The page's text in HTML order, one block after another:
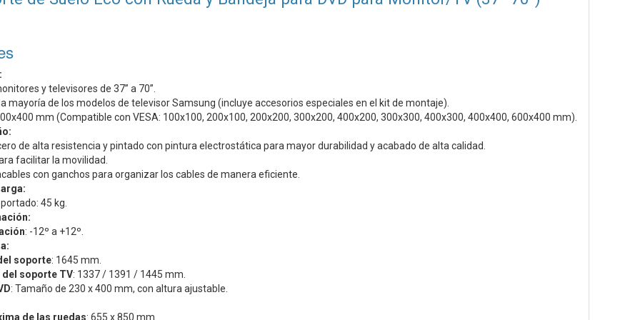
y televisores de 37” a 70”.
mayoría de los modelos de televisor Samsung (incluye accesorios especiales en el kit de montaje).
mm (Compatible con VESA: 100x100, 200x100, 200x200, 300x200, 400x200, 300x300, 400x300, 400x400, 600x400 mm).
de alta resistencia y pintado con pintura electrostática para mayor durabilidad y acabado de alta calidad.
facilitar la movilidad.
con ganchos para organizar los cables de manera eficiente.
45 kg.
: -12º a +12º.
soporte: 1645 mm.
soporte TV: 1337 / 1391 / 1445 mm.
: Tamaño de 230 x 400 mm, con altura ajustable.
de las ruedas: 655 x 850 mm.